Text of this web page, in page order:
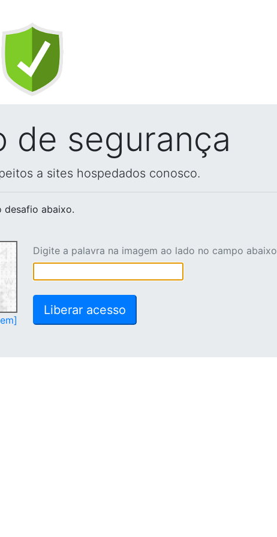
de segurança
a sites hospedados conosco.
desafio abaixo.
Digite a palavra na imagem ao lado no campo abaixo